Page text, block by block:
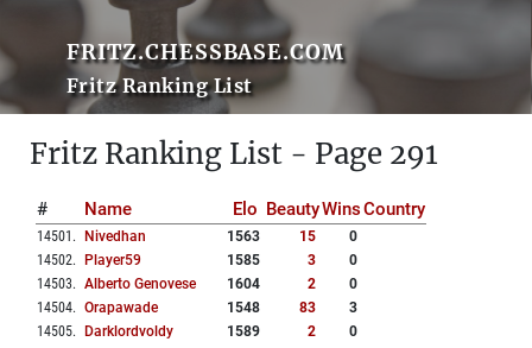
FRITZ.CHESSBASE.COM
Fritz Ranking List
Fritz Ranking List - Page 291
# Name Elo BeautyWinsCountry
14501 . Nivedhan 1563 15
0
14502. Player59 1585 3
0
14503. Alberto Genovese 1604 2
0
14504. Orapawade 1548 83
3
14505. Darklordvoldy 1589 2
0